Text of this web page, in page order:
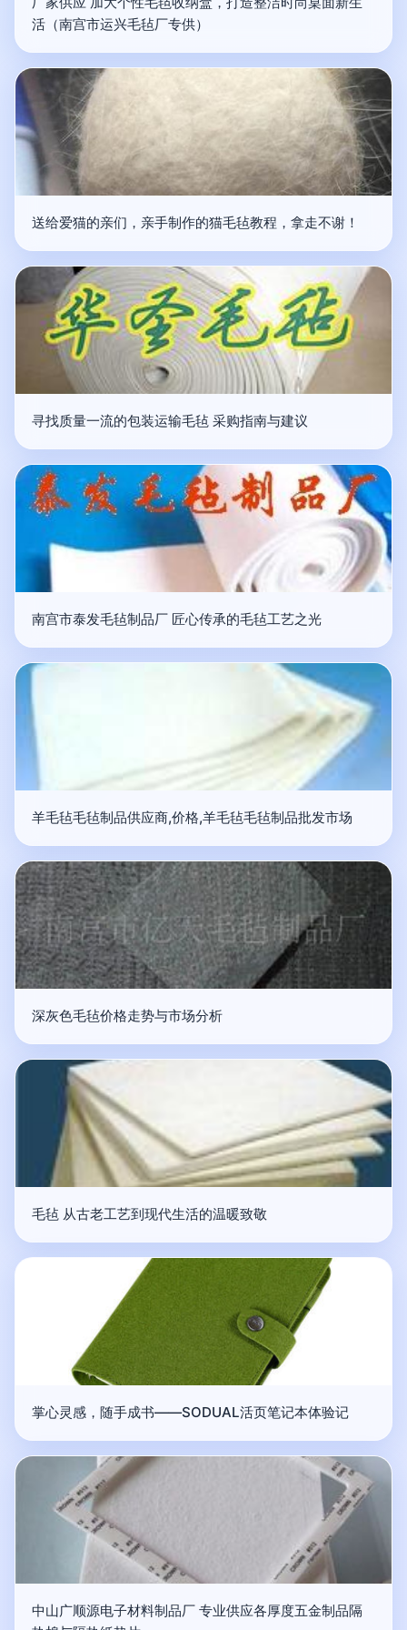
活（南宫市运兴毛毡厂专供）
送给爱猫的亲们，亲手制作的猫毛毡教程，拿走不谢！
寻找质量一流的包装运输毛毡 采购指南与建议
南宫市泰发毛毡制品厂 匠心传承的毛毡工艺之光
羊毛毡毛毡制品供应商,价格,羊毛毡毛毡制品批发市场
深灰色毛毡价格走势与市场分析
毛毡 从古老工艺到现代生活的温暖致敬
掌心灵感，随手成书——SODUAL活页笔记本体验记
中山广顺源电子材料制品厂 专业供应各厚度五金制品隔